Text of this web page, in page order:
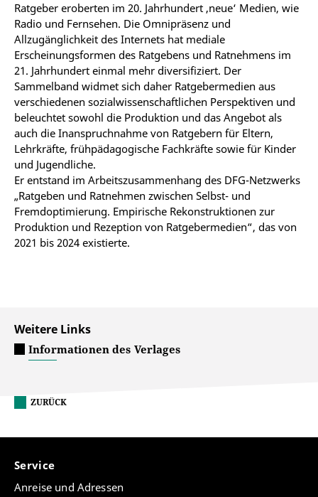
Ratgeber eroberten im 20. Jahrhundert ‚neue‘ Medien, wie
Radio und Fernsehen. Die Omnipräsenz und
Allzugänglichkeit des Internets hat mediale
Erscheinungsformen des Ratgebens und Ratnehmens im
21. Jahrhundert einmal mehr diversifiziert. Der
Sammelband widmet sich daher Ratgebermedien aus
verschiedenen sozialwissenschaftlichen Perspektiven und
beleuchtet sowohl die Produktion und das Angebot als
auch die Inanspruchnahme von Ratgebern für Eltern,
Lehrkräfte, frühpädagogische Fachkräfte sowie für Kinder
und Jugendliche.
Er entstand im Arbeitszusammenhang des DFG-Netzwerks
„Ratgeben und Ratnehmen zwischen Selbst- und
Fremdoptimierung. Empirische Rekonstruktionen zur
Produktion und Rezeption von Ratgebermedien“, das von
2021 bis 2024 existierte.
Weitere Links
Informationen des Verlages
ZURÜCK
Service
Anreise und Adressen